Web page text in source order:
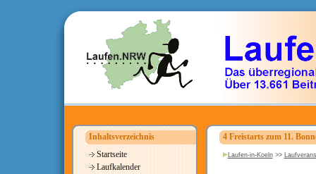
Inhaltsverzeichnis
Startseite
Laufkalender
4 Freistarts zum 11.
Laufen-in-Koeln>>